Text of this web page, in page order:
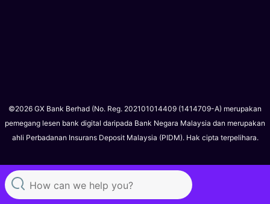
©2026 GX Bank Berhad (No. Reg. 202101014409 (1414709-A) merupakan
pemegang lesen bank digital daripada Bank Negara Malaysia dan merupakan
ahli Perbadanan Insurans Deposit Malaysia (PIDM). Hak cipta terpelihara.